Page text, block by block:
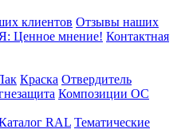
клиентов Отзывы наших
Ценное мнение! Контактная
Краска Отвердитель
Композиции ОС
RAL Тематические